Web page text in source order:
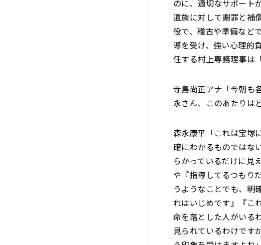
のに、適切なサポート
遺族に対して謝罪と補
役で、稽古や準備など
導を受け、強い心理的
任する村上専務理事は
寺島尚正アナ「今朝も
永さん、このあたりは
森永康平「これは宝塚
確にわかるものではな
らかっているだけに見
や『指導してるつもり
うようなことでも、明
れはいじめです』『こ
命を落とした人がいる
見られているわけです